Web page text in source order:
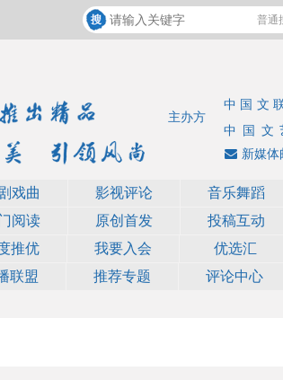
普通
中国文
中国文
主办方
新媒体
戏曲 影视评论 音乐舞蹈
阅读 原创首发 投稿互动
推优 我要入会 优选汇
联盟 推荐专题 评论中心